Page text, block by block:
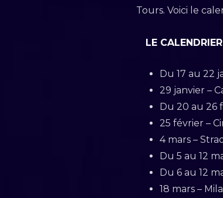
Tours. Voici le
LE
Du 17 au 22
29 janvier –
Du 20 au 26
25 février –
4 mars –
Du 5 au 12
Du 6 au 12
18 mars –